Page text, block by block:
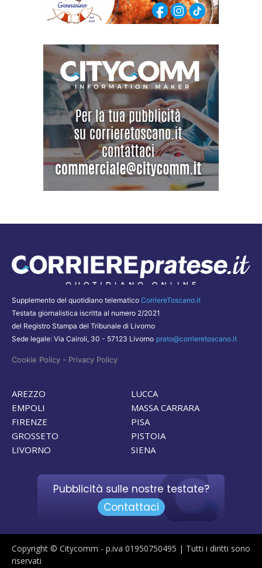
Supplemento del quotidiano telematico CorriereToscano.it
Testata giornalistica iscritta al numero 2/2021
del Registro Stampa del Tribunale di Livorno
Sede legale: Via Cairoli, 30 - 57123 Livorno prato@corrieretoscano.it
Cookie Policy - Privacy Policy
AREZZO
EMPOLI
FIRENZE
GROSSETO
LIVORNO
LUCCA
MASSA CARRARA
PISA
PISTOIA
SIENA
Pubblicità sulle nostre testate?
Contattaci
Copyright © Citycomm - p.iva 01950750495 | Tutti i diritti sono
riservati